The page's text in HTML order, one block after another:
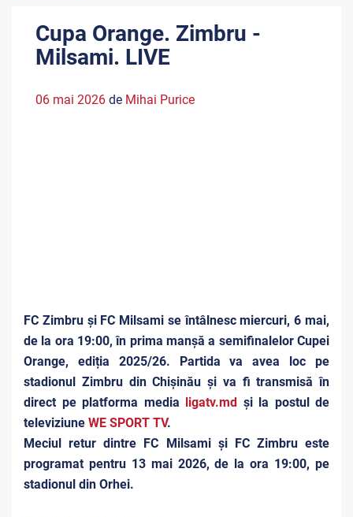
Cupa Orange. Zimbru -
Milsami. LIVE
06 mai 2026 de Mihai Purice
FC Zimbru și FC Milsami se întâlnesc miercuri, 6 mai,
de la ora 19:00, în prima manșă a semifinalelor Cupei
Orange, ediția 2025/26. Partida va avea loc pe
stadionul Zimbru din Chișinău și va fi transmisă în
direct pe platforma media
ligatv.md și la postul de
televiziune WE SPORT TV.
Meciul retur dintre FC Milsami și FC Zimbru este
programat pentru 13 mai 2026, de la ora 19:00, pe
stadionul din Orhei.